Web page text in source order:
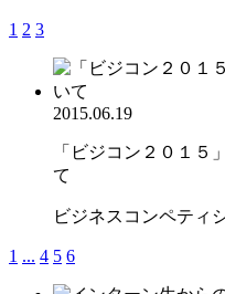
1 2 3
2015.06.19
「ビジコン２０１５
て
ビジネスコンペティ
1 ... 4 5 6